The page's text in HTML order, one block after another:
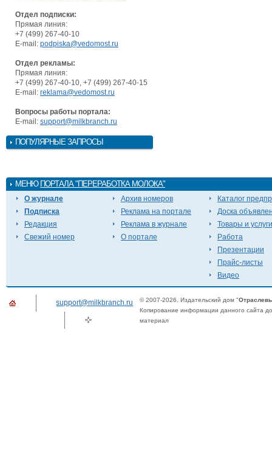
Отдел подписки:
Прямая линия:
+7 (499) 267-40-10
E-mail: podpiska@vedomost.ru
Отдел рекламы:
Прямая линия:
+7 (499) 267-40-10, +7 (499) 267-40-15
E-mail: reklama@vedomost.ru
Вопросы работы портала:
E-mail: support@milkbranch.ru
ПОПУЛЯРНЫЕ ЗАПРОСЫ
МЕНЮ ПОРТАЛА "ПЕРЕРАБОТКА МОЛОКА"
О журнале
Подписка
Редакция
Свежий номер
Архив номеров
Реклама на портале
Реклама в журнале
О портале
Каталог
Доска
Товары и услуги
Работа
Презентации
Прайс-листы
Видео
support@milkbranch.ru © 2007-2026. Издательский дом "
Копирование информации данного сайта
материал